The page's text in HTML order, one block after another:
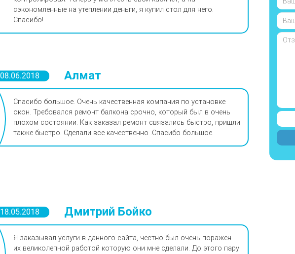
сэкономленные на утеплении деньги, я купил стол для него.
Спасибо!
08.06.2018 Алмат
Спасибо большое. Очень качественная компания по установке
окон. Требовался ремонт балкона срочно, который был в очень
плохом состоянии. Как заказал ремонт связались быстро, пришли
также быстро. Сделали все качественно .Спасибо большое.
18.05.2018 Дмитрий Бойко
Я заказывал услуги в данного сайта, честно был очень поражен
их великолепной работой которую они мне сделали. До этого пару